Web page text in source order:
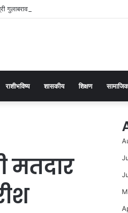
गुलाबराव पाटील जलसंपदा मंत्री गिरीश महाजन यांनी
राशीभविष्य शासकीय शिक्षण
मतदार